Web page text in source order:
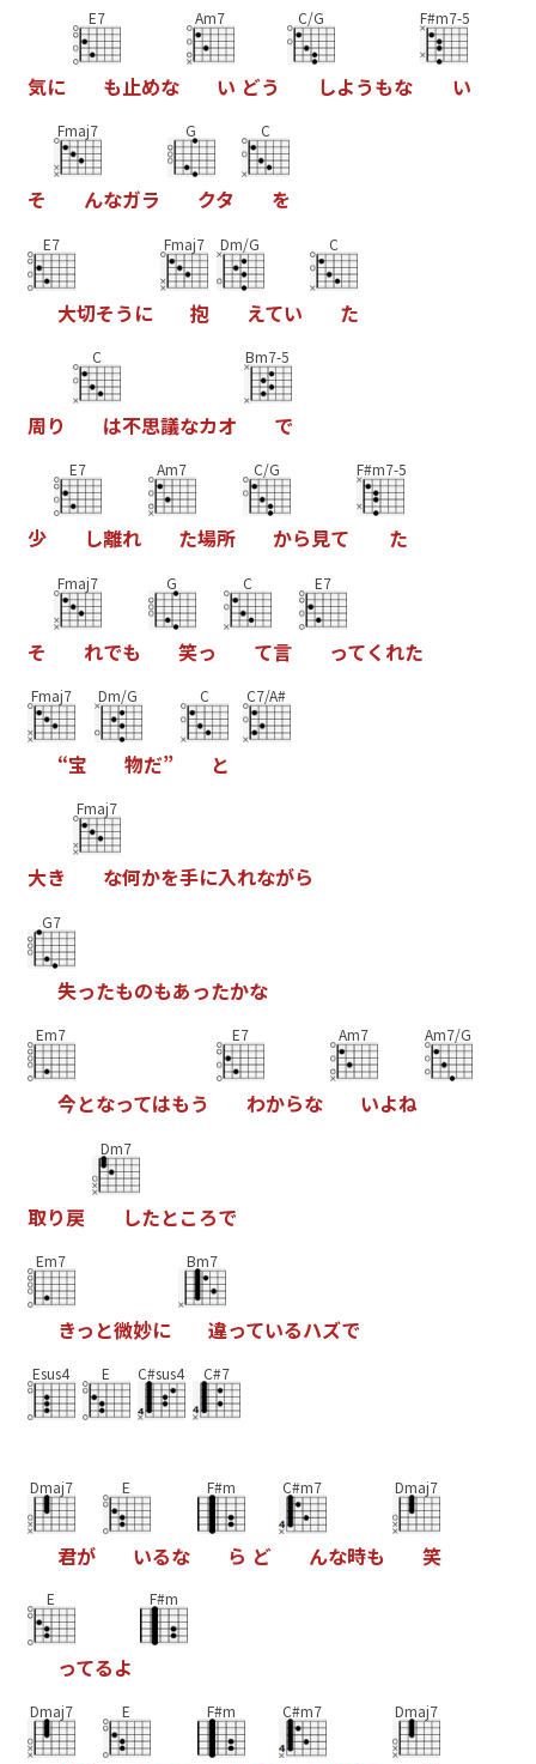
気に
E7
も止めな
Am7
い どう
C/G
しようもな
F#m7-5
い
そ
Fmaj7
んなガラ
G
クタ
C
を
E7
大切そう に
Fmaj7
抱
Dm/G
えてい
C
た
周り
C
は不思議なカオ
Bm7-5
で
少
E7
し離れ
Am7
た場所
C/G
から見て
F#m7-5
た
そ
Fmaj7
れでも
G
笑っ
C
て言
E7
ってく れた
Fmaj7
“宝
Dm/G
物だ”
C
と
C7/A#
大き
Fmaj7
な何かを手に入れながら
G7
失ったものもあったかな
Em7
今となってはもう
E7
わからな
Am7
いよね
Am7/G
取り戻
Dm7
したところで
Em7
きっ と微妙に
Bm7
違っているハズで
Esus4 E C#sus4 C#7
Dmaj7
君が
E
いるな
F#m
ら ど
C#m7
んな時も
Dmaj7
笑
E
ってるよ
F#m
Dmaj7 E F#m C#m7 Dmaj7